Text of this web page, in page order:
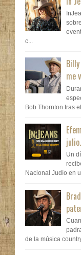
c...
me
Bob Thornton tras
julio.
Un
Nacional Judío en
de la música